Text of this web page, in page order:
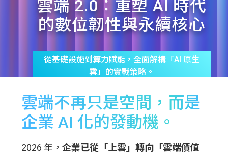
雲端 2.0：重塑 AI 時代
的數位韌性與永續核心
從基礎設施到算力賦能，全面解構「AI 原生
雲」的實戰策略。
活動時間
2026 年 7 月 1 ~ 2 日 09:00 - 17:00
活動地點
台北南港展覽館 2 館 7 樓
只要提供任一場的報到 QR Code 就可以參
雲端不再只是空間，而是
企業 AI 化的發動機。
2026 年， 企業已從「上雲」轉向「雲端價值